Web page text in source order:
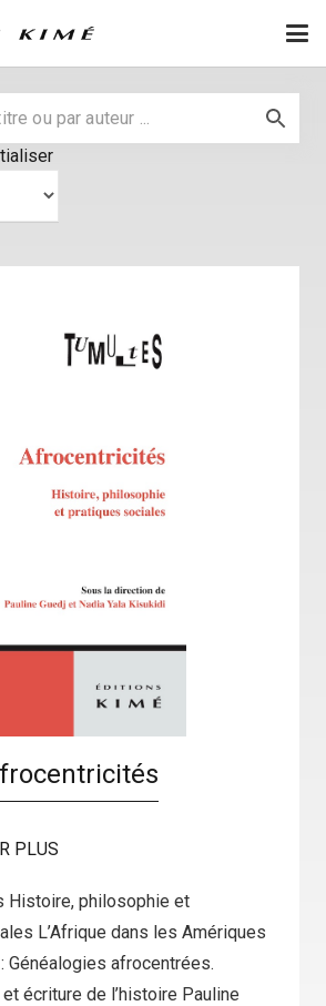
PLUS
Histoire, philosophie et
L’Afrique dans les Amériques
Généalogies afrocentrées.
écriture de l’histoire Pauline